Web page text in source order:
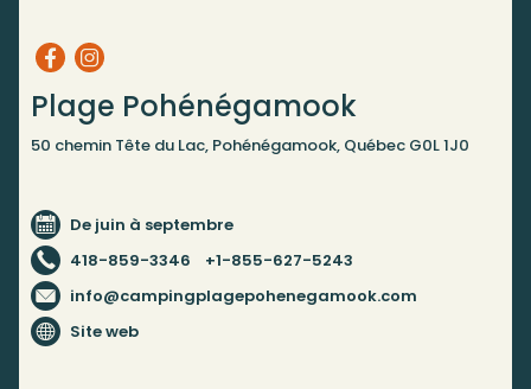
Plage Pohénégamook
50 chemin Tête du Lac, Pohénégamook, Québec G0L 1J0
De juin à septembre
418-859-3346
+1-855-627-5243
info@campingplagepohenegamook.com
Site web